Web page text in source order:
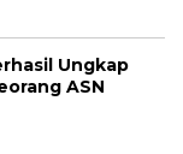
Ungkap
ASN